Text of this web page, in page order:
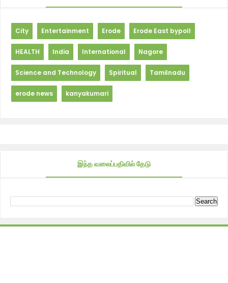
City Entertainment Erode Erode East bypoll
HEALTH India International Nagore
Science and Technology Spiritual Tamilnadu
erode news kanyakumari
இந்த வலைப்பதிவில் தேடு